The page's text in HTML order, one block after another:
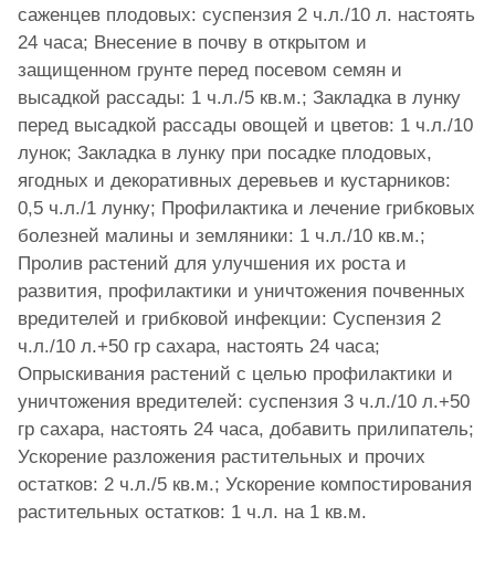
саженцев плодовых: суспензия 2 ч.л./10 л. настоять
24 часа; Внесение в почву в открытом и
защищенном грунте перед посевом семян и
высадкой рассады: 1 ч.л./5 кв.м.; Закладка в лунку
перед высадкой рассады овощей и цветов: 1 ч.л./10
лунок; Закладка в лунку при посадке плодовых,
ягодных и декоративных деревьев и кустарников:
0,5 ч.л./1 лунку; Профилактика и лечение грибковых
болезней малины и земляники: 1 ч.л./10 кв.м.;
Пролив растений для улучшения их роста и
развития, профилактики и уничтожения почвенных
вредителей и грибковой инфекции: Суспензия 2
ч.л./10 л.+50 гр сахара, настоять 24 часа;
Опрыскивания растений с целью профилактики и
уничтожения вредителей: суспензия 3 ч.л./10 л.+50
гр сахара, настоять 24 часа, добавить прилипатель;
Ускорение разложения растительных и прочих
остатков: 2 ч.л./5 кв.м.; Ускорение компостирования
растительных остатков: 1 ч.л. на 1 кв.м.